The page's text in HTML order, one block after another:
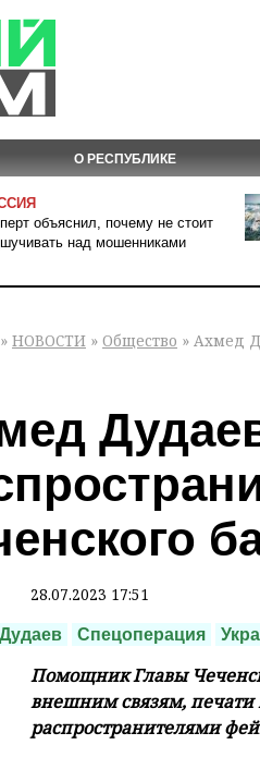
О РЕСПУБЛИКЕ
объяснил, почему не стоит
над мошенниками
» НОВОСТИ » Общество » Ахмед
28.07.2023 17:51
Спецоперация
Помощник Главы
внешним связям, печати
распространителями